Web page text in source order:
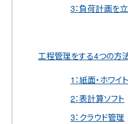
3：負荷計画を
工程管理をする4つの方
1：紙面・ホワイ
2：表計算ソフト
3：クラウド管理